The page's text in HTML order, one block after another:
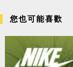
您也可能喜歡